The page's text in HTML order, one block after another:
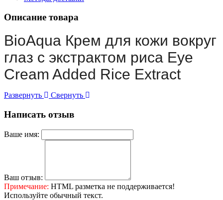
Описание товара
BioAqua Крем для кожи вокруг
глаз с экстрактом риса Eye
Cream Added Rice Extract
Развернуть Свернуть
Написать отзыв
Ваше имя:
Ваш отзыв:
Примечание: HTML разметка не поддерживается!
Используйте обычный текст.